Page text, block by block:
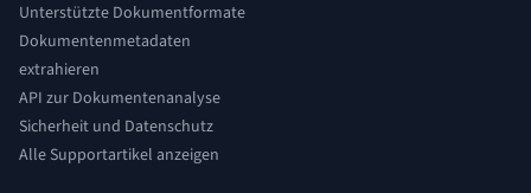
Unterstützte Dokumentformate
Dokumentenmetadaten
extrahieren
API zur Dokumentenanalyse
Sicherheit und Datenschutz
Alle Supportartikel anzeigen